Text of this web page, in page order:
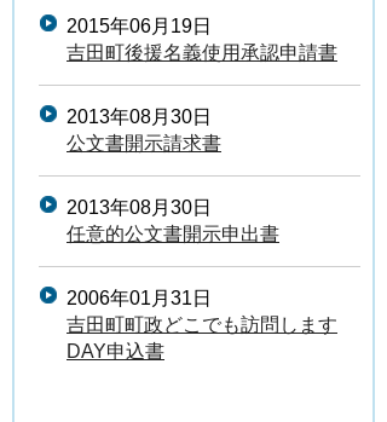
2015年06月19日
吉田町後援名義使用承認申請書
2013年08月30日
公文書開示請求書
2013年08月30日
任意的公文書開示申出書
2006年01月31日
吉田町町政どこでも訪問します
DAY申込書